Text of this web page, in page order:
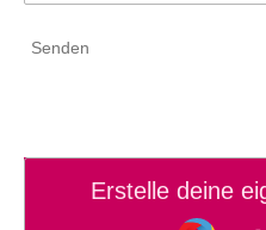
Senden
Erstelle deine